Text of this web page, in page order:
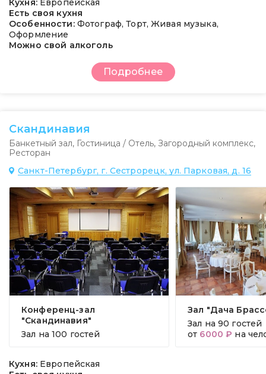
Кухня: Европейская
Есть своя кухня
Особенности: Фотограф, Торт, Живая музыка,
Оформление
Можно свой алкоголь
Подробнее
Скандинавия
Банкетный зал, Гостиница / Отель, Загородный комплекс,
Ресторан
Санкт-Петербург, г. Сестрорецк, ул. Парковая, д. 16
Конференц-зал
"Скандинавия"
Зал на 100 гостей
Зал "Дача
Зал на 90 гостей
от 6000 ₽ на
Кухня: Европейская